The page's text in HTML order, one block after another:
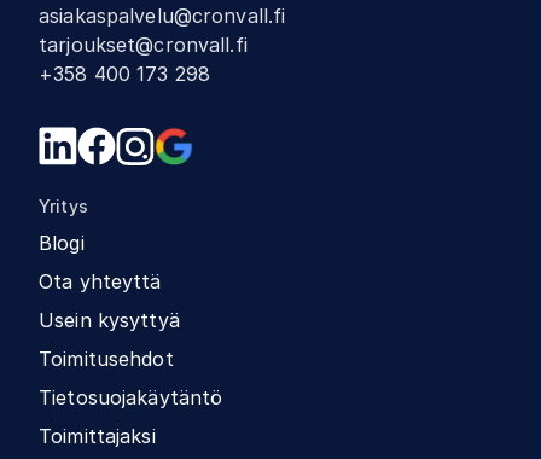
asiakaspalvelu@cronvall.fi
tarjoukset@cronvall.fi
+358 400 173 298
Yritys
Blogi
Ota yhteyttä
Usein kysyttyä
Toimitusehdot
Tietosuojakäytäntö
Toimittajaksi